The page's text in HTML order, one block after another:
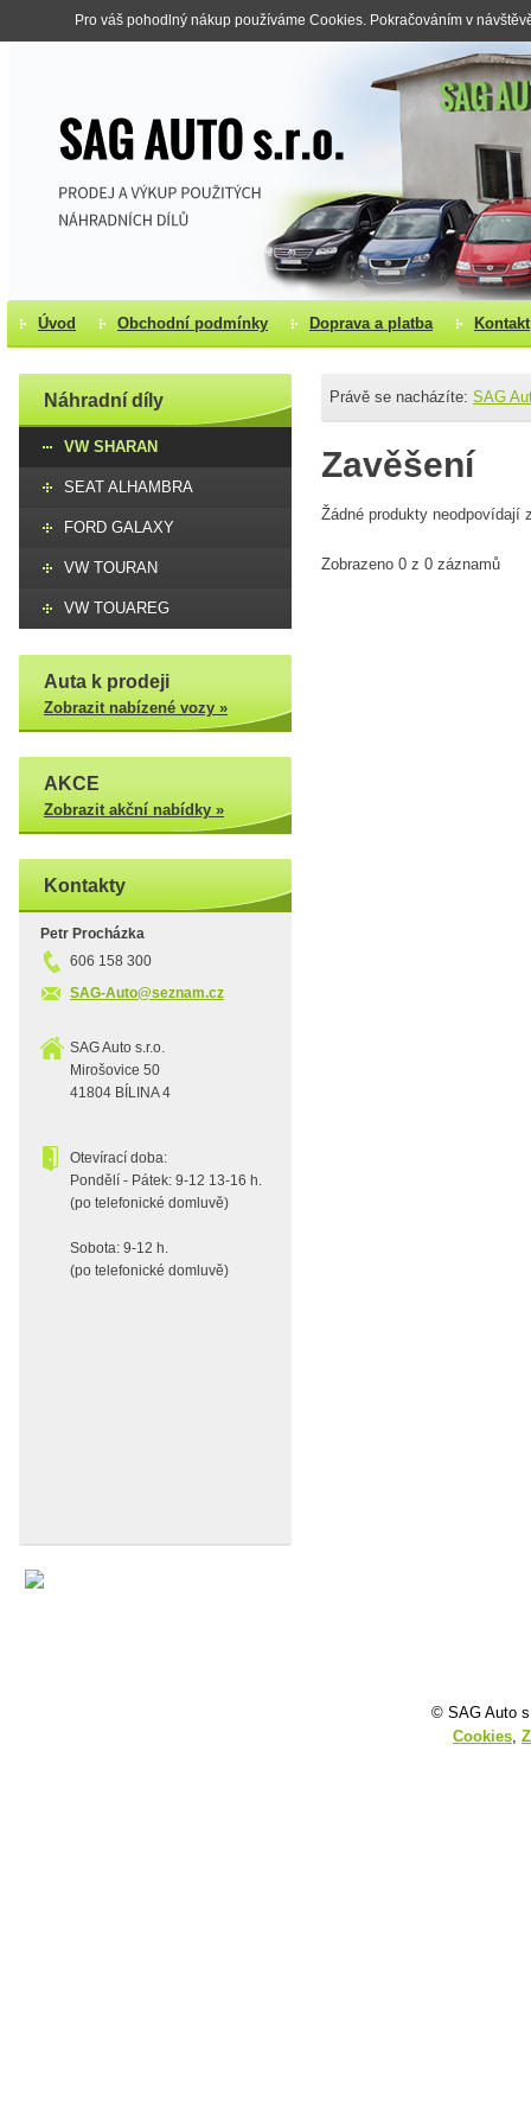
Pro váš pohodlný nákup používáme Cookies. Pokračováním v
Úvod Obchodní podmínky Doprava a platba Kontakt
Náhradní díly
VW SHARAN
SEAT ALHAMBRA
FORD GALAXY
VW TOURAN
VW TOUAREG
Auta k prodeji
Zobrazit nabízené vozy »
AKCE
Zobrazit akční nabídky »
Kontakty
Petr Procházka
606 158 300
SAG-Auto@seznam.cz
SAG Auto s.r.o.
Mirošovice 50
41804 BÍLINA 4
Otevírací doba:
Pondělí - Pátek: 9-12 13-16 h.
(po telefonické domluvě)
Sobota: 9-12 h.
(po telefonické domluvě)
Právě se nacházíte: SAG
Zavěšení
Žádné produkty neodpovídají
Zobrazeno 0 z 0 záznamů
© SAG Auto
Cookies,